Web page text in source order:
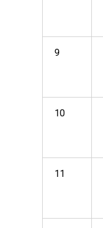
9
10
11